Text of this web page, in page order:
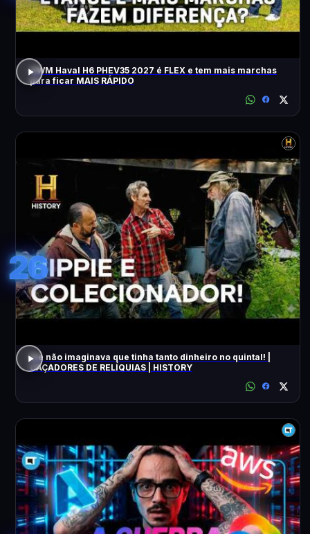
GWM Haval H6 PHEV35 2027 é FLEX e tem mais marchas
para ficar MAIS RÁPIDO
26
Ele não imaginava que tinha tanto dinheiro no quintal! |
CAÇADORES DE RELÍQUIAS | HISTORY